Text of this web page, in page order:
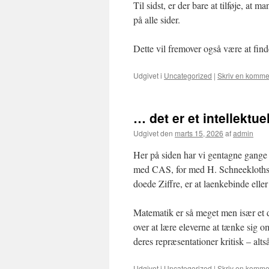
Til sidst, er der bare at tilføje, at
på alle sider.
Dette vil fremover også være at
Udgivet i Uncategorized | Skriv en
… det er et
Udgivet den marts 15, 2026 afadmin
Her på siden har vi gentagne
med CAS, for med H.
doede Ziffre, er at laenkebinde
Matematik er så meget men især et
over at lære eleverne at tænke sig
deres repræsentationer kritisk –